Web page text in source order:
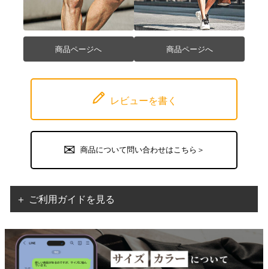
商品ページへ 商品ページへ
レビューを書く
商品について問い合わせはこちら＞
＋ ご利用ガイドを見る